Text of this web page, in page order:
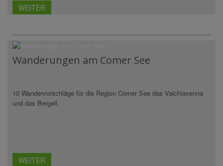
WEITER
Wanderungen am Comer See
10 Wandervorschläge für die Region Comer See das Valchiavenna
und das Bergell.
WEITER